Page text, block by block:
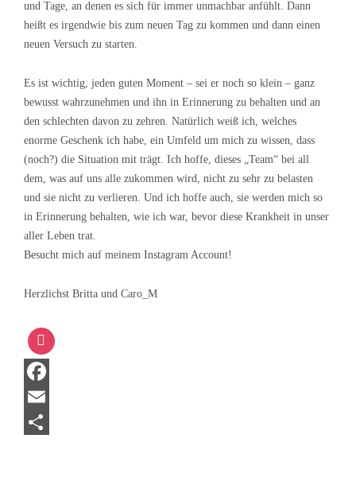
und Tage, an denen es sich für immer unmachbar anfühlt. Dann
heißt es irgendwie bis zum neuen Tag zu kommen und dann einen
neuen Versuch zu starten.
Es ist wichtig, jeden guten Moment – sei er noch so klein – ganz
bewusst wahrzunehmen und ihn in Erinnerung zu behalten und an
den schlechten davon zu zehren. Natürlich weiß ich, welches
enorme Geschenk ich habe, ein Umfeld um mich zu wissen, dass
(noch?) die Situation mit trägt. Ich hoffe, dieses „Team“ bei all
dem, was auf uns alle zukommen wird, nicht zu sehr zu belasten
und sie nicht zu verlieren. Und ich hoffe auch, sie werden mich so
in Erinnerung behalten, wie ich war, bevor diese Krankheit in unser
aller Leben trat.
Besucht mich auf meinem Instagram Account!
Herzlichst Britta und Caro_M
Facebook
Email